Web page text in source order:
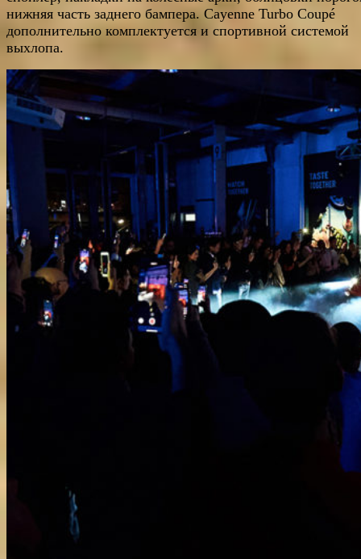
нижняя часть заднего бампера. Cayenne Turbo Coupé
дополнительно комплектуется и спортивной системой
выхлопа.